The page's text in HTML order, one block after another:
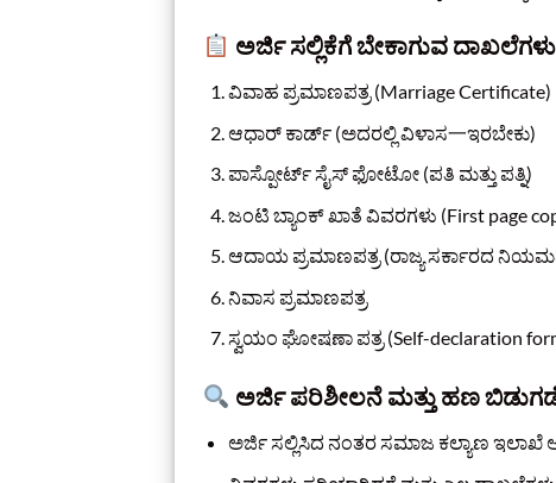
ಅರ್ಜಿ ಸಲ್ಲಿಕೆಗೆ ಬೇಕಾಗುವ
ವಿವಾಹ ಪ್ರಮಾಣಪತ್ರ (Marriage Certificate)
ಆಧಾರ್ ಕಾರ್ಡ್ (ಅದರಲ್ಲಿ ವಿಳಾಸ一ಇರಬೇಕು)
ಪಾಸ್ಪೋರ್ಟ್ ಸೈಸ್ ಫೋಟೋ (ಪತಿ ಮತ್ತು ಪತ್ನಿ)
ಜಂಟಿ ಬ್ಯಾಂಕ್ ಖಾತೆ ವಿವರಗಳು (First page
ಆದಾಯ ಪ್ರಮಾಣಪತ್ರ (ರಾಜ್ಯ ಸರ್ಕಾರದ
ನಿವಾಸ ಪ್ರಮಾಣಪತ್ರ
ಸ್ವಯಂ ಘೋಷಣಾ ಪತ್ರ (Self-declaration
ಅರ್ಜಿ ಪರಿಶೀಲನೆ ಮತ್ತು ಹಣ
ಅರ್ಜಿ ಸಲ್ಲಿಸಿದ ನಂತರ ಸಮಾಜ ಕಲ್ಯಾಣ ಇಲಾಖೆ